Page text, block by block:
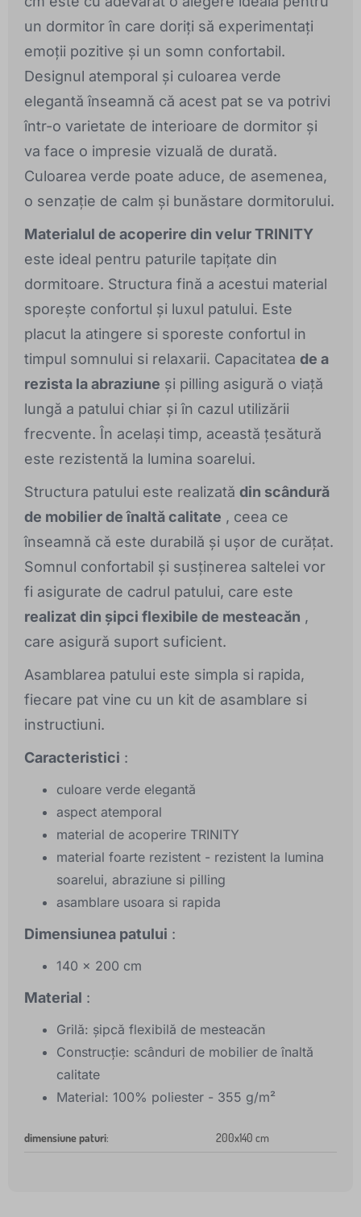
un dormitor în care doriți să experimentați
emoții pozitive și un somn confortabil.
Designul atemporal și culoarea verde
elegantă înseamnă că acest pat se va potrivi
într-o varietate de interioare de dormitor și
va face o impresie vizuală de durată.
Culoarea verde poate aduce, de asemenea,
o senzație de calm și bunăstare dormitorului.
Materialul de acoperire din velur TRINITY
este ideal pentru paturile tapițate din
dormitoare. Structura fină a acestui material
sporește confortul și luxul patului. Este
placut la atingere si sporeste confortul in
timpul somnului si relaxarii. Capacitatea de a
rezista la abraziune și pilling asigură o viață
lungă a patului chiar și în cazul utilizării
frecvente. În același timp, această țesătură
este rezistentă la lumina soarelui.
Structura patului este realizată din scândură
de mobilier de înaltă calitate , ceea ce
înseamnă că este durabilă și ușor de curățat.
Somnul confortabil și susținerea saltelei vor
fi asigurate de cadrul patului, care este
realizat din șipci flexibile de mesteacăn ,
care asigură suport suficient.
Asamblarea patului este simpla si rapida,
fiecare pat vine cu un kit de asamblare si
instructiuni.
Caracteristici :
culoare verde elegantă
aspect atemporal
material de acoperire TRINITY
material foarte rezistent - rezistent la lumina
soarelui, abraziune si pilling
asamblare usoara si rapida
Dimensiunea patului :
140 x 200 cm
Material :
Grilă: șipcă flexibilă de mesteacăn
Construcție: scânduri de mobilier de înaltă
calitate
Material: 100% poliester - 355 g/m²
dimensiune paturi: 200x140 cm